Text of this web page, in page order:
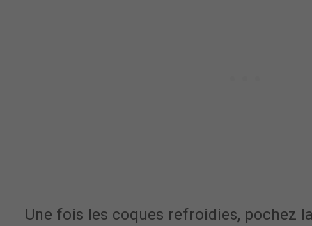
Une fois les coques refroidies, pochez